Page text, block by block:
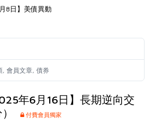
8日】美債異動
會員文章 債券
年6月16日】長期逆向交
付費會員獨家